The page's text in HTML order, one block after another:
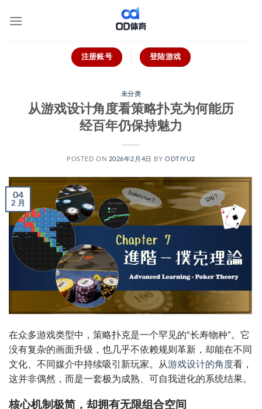
注册账号 登陆游戏
未分类
从游戏设计角度看策略扑克为何能历
经百年仍保持魅力
POSTED ON 2026年2月4日 BY ODTIYU2
04
2 月
在众多游戏类型中，策略扑克是一个罕见的“长寿物种”。它
没有复杂的画面升级，也几乎不依赖规则革新，却能在不同
文化、不同媒介中持续吸引新玩家。从游戏设计的角度看，
这并非偶然，而是一套极为成熟、可自我进化的系统结果。
核心机制极简，却拥有无限组合空间